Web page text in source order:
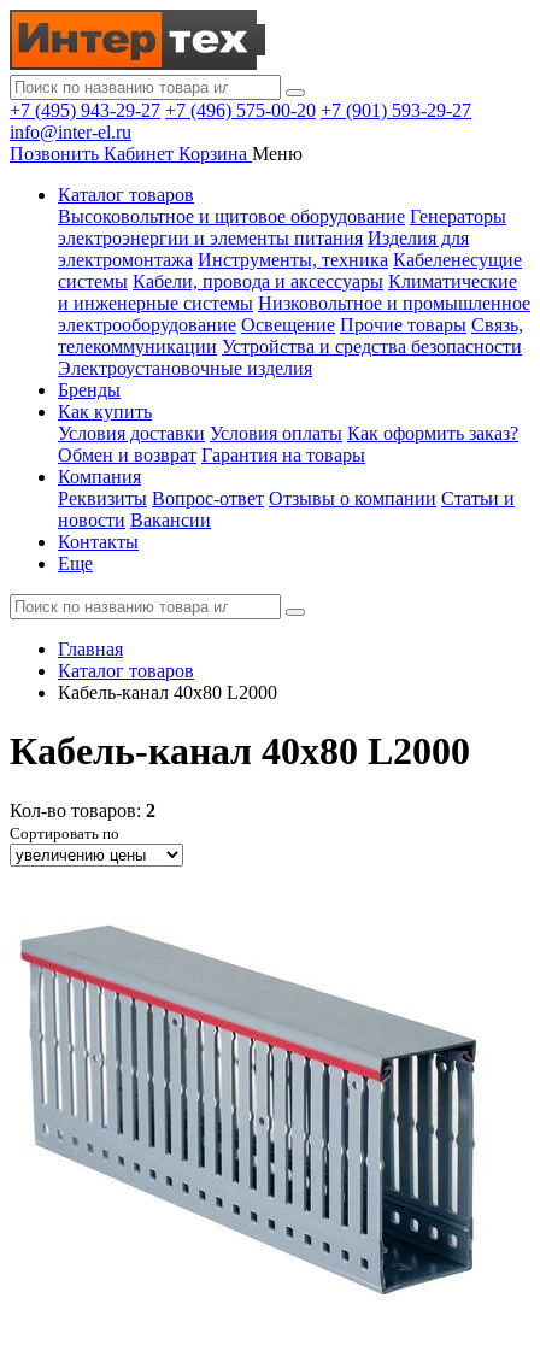
+7 (495) 943-29-27 +7 (496) 575-00-20 +7 (901) 593-29-27
info@inter-el.ru
Позвонить Кабинет Корзина Меню
Каталог товаров
Высоковольтное и щитовое оборудование Генераторы
электроэнергии и элементы питания Изделия для
электромонтажа Инструменты, техника Кабеленесущие
системы Кабели, провода и аксессуары Климатические
и инженерные системы Низковольтное и промышленное
электрооборудование Освещение Прочие товары Связь,
телекоммуникации Устройства и средства безопасности
Электроустановочные изделия
Бренды
Как купить
Условия доставки Условия оплаты Как оформить заказ?
Обмен и возврат Гарантия на товары
Компания
Реквизиты Вопрос-ответ Отзывы о компании Статьи и
новости Вакансии
Контакты
Еще
Главная
Каталог товаров
Кабель-канал 40х80 L2000
Кабель-канал 40х80 L2000
Кол-во товаров: 2
Сортировать по